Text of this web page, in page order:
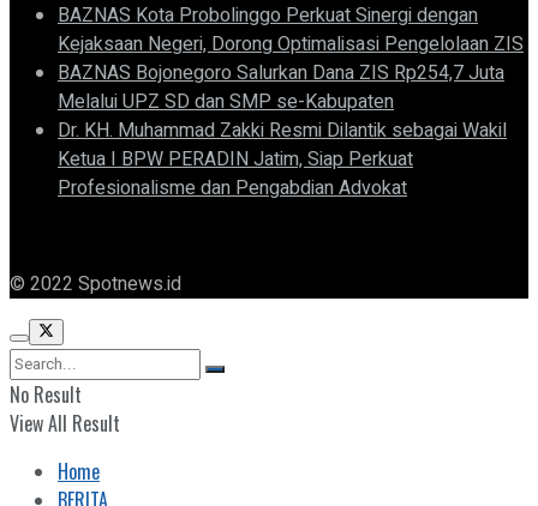
BAZNAS Kota Probolinggo Perkuat Sinergi dengan
Kejaksaan Negeri, Dorong Optimalisasi Pengelolaan ZIS
BAZNAS Bojonegoro Salurkan Dana ZIS Rp254,7 Juta
Melalui UPZ SD dan SMP se-Kabupaten
Dr. KH. Muhammad Zakki Resmi Dilantik sebagai Wakil
Ketua I BPW PERADIN Jatim, Siap Perkuat
Profesionalisme dan Pengabdian Advokat
© 2022 Spotnews.id
No Result
View All Result
Home
BERITA